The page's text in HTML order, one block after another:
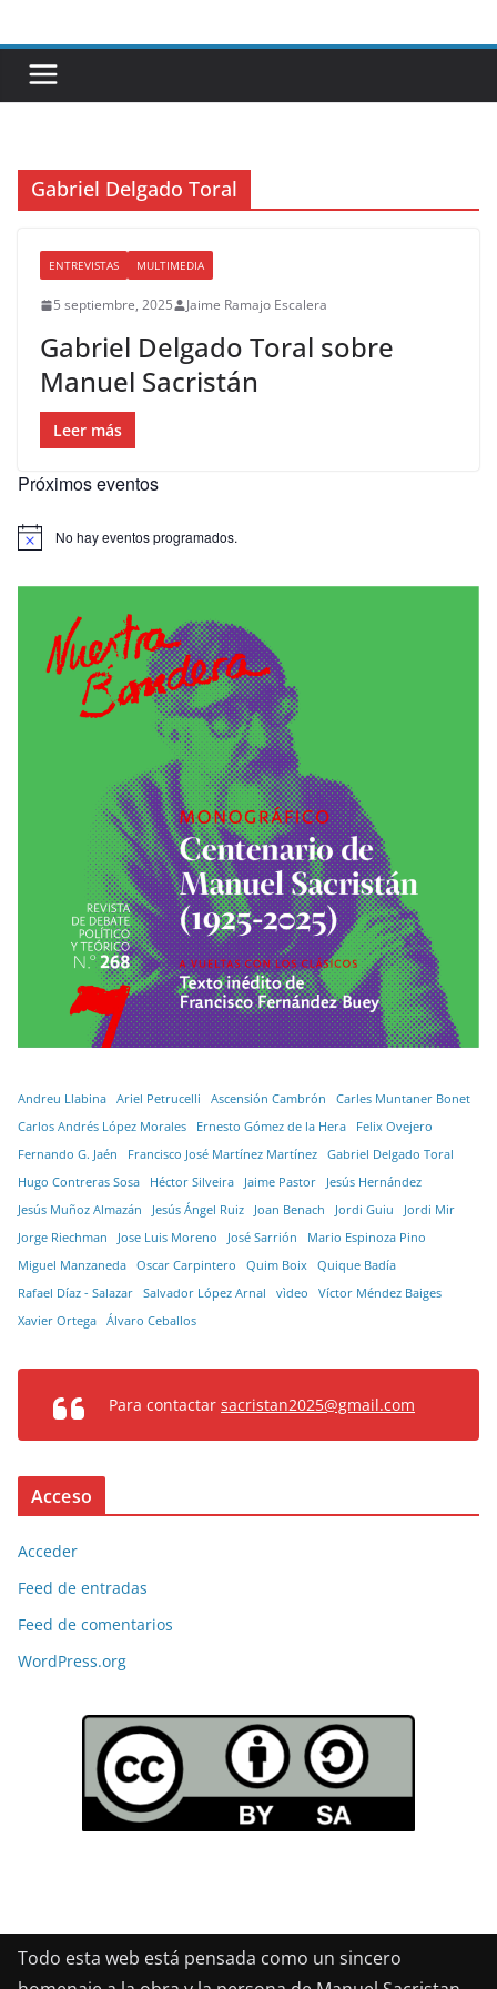
al
contenido
Gabriel Delgado Toral
ENTREVISTAS MULTIMEDIA
5 septiembre, 2025 Jaime Ramajo Escalera
Gabriel Delgado Toral sobre
Manuel Sacristán
Leer más
Próximos eventos
No hay eventos programados.
Andreu Llabina Ariel Petrucelli Ascensión Cambrón
Carles Muntaner Bonet
Carlos Andrés López Morales
Ernesto Gómez de la Hera
Felix Ovejero
Fernando G. Jaén
Francisco José Martínez Martínez
Gabriel Delgado Toral
Hugo Contreras Sosa
Héctor Silveira Jaime Pastor
Jesús Hernández
Jesús Muñoz Almazán
Jesús Ángel Ruiz Joan Benach Jordi Guiu
Jordi Mir
Jorge Riechman
Jose Luis Moreno José Sarrión
Mario Espinoza Pino
Miguel Manzaneda
Oscar Carpintero Quim Boix
Quique Badía
Rafael Díaz - Salazar
Salvador López Arnal vìdeo
Víctor Méndez Baiges
Xavier Ortega
Álvaro Ceballos
Para contactar sacristan2025@gmail.com
Acceso
Acceder
Feed de entradas
Feed de comentarios
WordPress.org
Todo esta web está pensada como un sincero